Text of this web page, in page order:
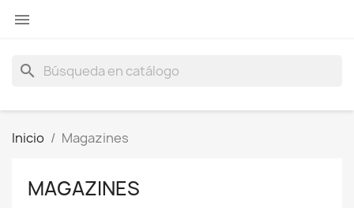

search
Inicio Magazines
MAGAZINES